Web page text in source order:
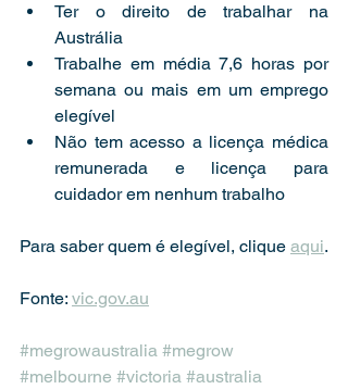
Ter o direito de trabalhar na
Austrália
Trabalhe em média 7,6 horas por
semana ou mais em um emprego
elegível
Não tem acesso a licença médica
remunerada e licença para
cuidador em nenhum trabalho
Para saber quem é elegível, clique aqui.
Fonte: vic.gov.au
#megrowaustralia #megrow
#melbourne #victoria #australia